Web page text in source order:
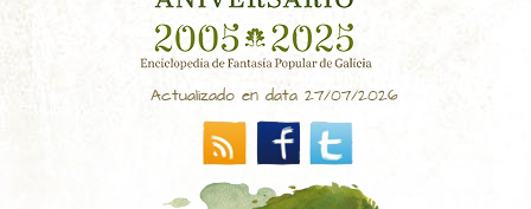
Actualizado en data 27/07/2026